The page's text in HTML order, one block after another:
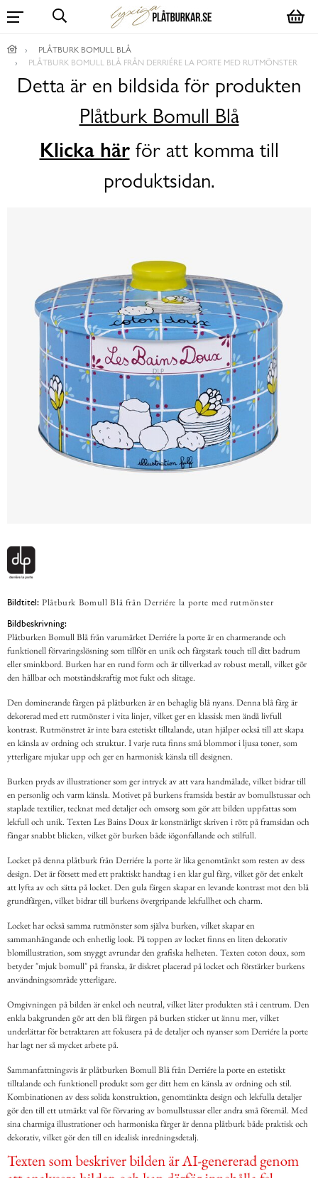
PLÅTBURK BOMULL BLÅ
PLÅTBURK BOMULL BLÅ FRÅN DERRIÉRE LA PORTE MED RUTMÖNSTER
Detta är en bildsida för produkten
Plåtburk Bomull Blå
Klicka härför att komma till
produktsidan.
Bildtitel: Plåtburk Bomull Blå från Derriére la porte med rutmönster
Bildbeskrivning:
Plåtburken Bomull Blå från varumärket Derriére la porte är en charmerande och
funktionell förvaringslösning som tillför en unik och färgstark touch till ditt badrum
eller sminkbord. Burken har en rund form och är tillverkad av robust metall, vilket gör
den hållbar och motståndskraftig mot fukt och slitage.
Den dominerande färgen på plåtburken är en behaglig blå nyans. Denna blå färg är
dekorerad med ett rutmönster i vita linjer, vilket ger en klassisk men ändå livfull
kontrast. Rutmönstret är inte bara estetiskt tilltalande, utan hjälper också till att skapa
en känsla av ordning och struktur. I varje ruta finns små blommor i ljusa toner, som
ytterligare mjukar upp och ger en harmonisk känsla till designen.
Burken pryds av illustrationer som ger intryck av att vara handmålade, vilket bidrar till
en personlig och varm känsla. Motivet på burkens framsida består av bomullstussar och
staplade textilier, tecknat med detaljer och omsorg som gör att bilden uppfattas som
lekfull och unik. Texten Les Bains Doux är konstnärligt skriven i rött på framsidan och
fångar snabbt blicken, vilket gör burken både iögonfallande och stilfull.
Locket på denna plåtburk från Derriére la porte är lika genomtänkt som resten av dess
design. Det är försett med ett praktiskt handtag i en klar gul färg, vilket gör det enkelt
att lyfta av och sätta på locket. Den gula färgen skapar en levande kontrast mot den blå
grundfärgen, vilket bidrar till burkens övergripande lekfullhet och charm.
Locket har också samma rutmönster som själva burken, vilket skapar en
sammanhängande och enhetlig look. På toppen av locket finns en liten dekorativ
blomillustration, som snyggt avrundar den grafiska helheten. Texten coton doux, som
betyder "mjuk bomull" på franska, är diskret placerad på locket och förstärker burkens
användningsområde ytterligare.
Omgivningen på bilden är enkel och neutral, vilket låter produkten stå i centrum. Den
enkla bakgrunden gör att den blå färgen på burken sticker ut ännu mer, vilket
underlättar för betraktaren att fokusera på de detaljer och nyanser som Derriére la porte
har lagt ner så mycket arbete på.
Sammanfattningsvis är plåtburken Bomull Blå från Derriére la porte en estetiskt
tilltalande och funktionell produkt som ger ditt hem en känsla av ordning och stil.
Kombinationen av dess solida konstruktion, genomtänkta design och lekfulla detaljer
gör den till ett utmärkt val för förvaring av bomullstussar eller andra små föremål. Med
sina charmiga illustrationer och harmoniska färger är denna plåtburk både praktisk och
dekorativ, vilket gör den till en idealisk inredningsdetalj.